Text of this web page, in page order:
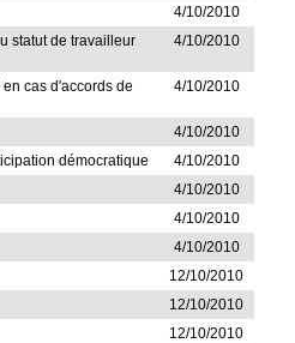
4/10/2010
statut de travailleur
4/10/2010
cas d'accords de
4/10/2010
4/10/2010
démocratique
4/10/2010
4/10/2010
4/10/2010
4/10/2010
12/10/2010
12/10/2010
12/10/2010